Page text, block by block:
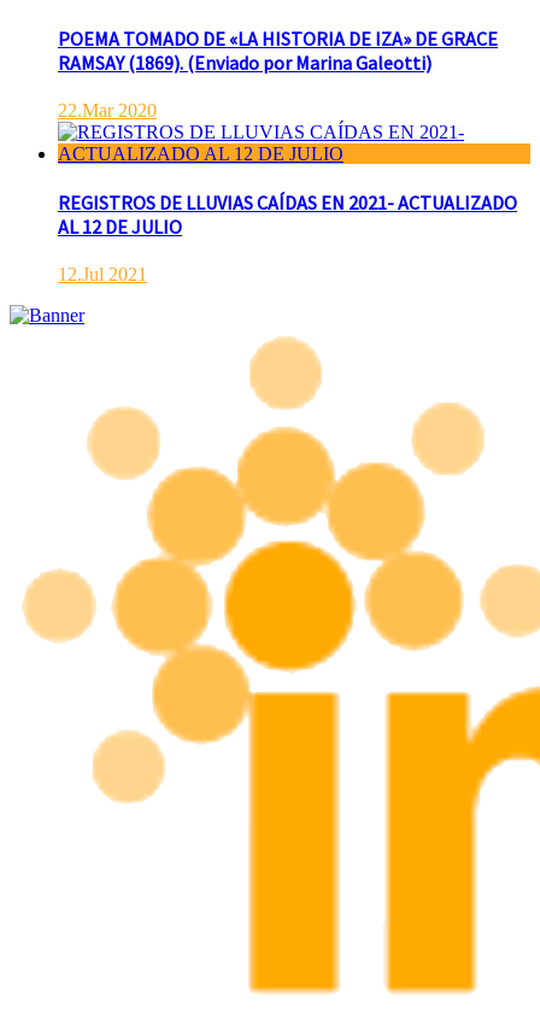
POEMA TOMADO DE «LA HISTORIA DE IZA» DE GRACE
RAMSAY (1869). (Enviado por Marina Galeotti)
22.Mar 2020
REGISTROS DE LLUVIAS CAÍDAS EN 2021- ACTUALIZADO
AL 12 DE JULIO
12.Jul 2021